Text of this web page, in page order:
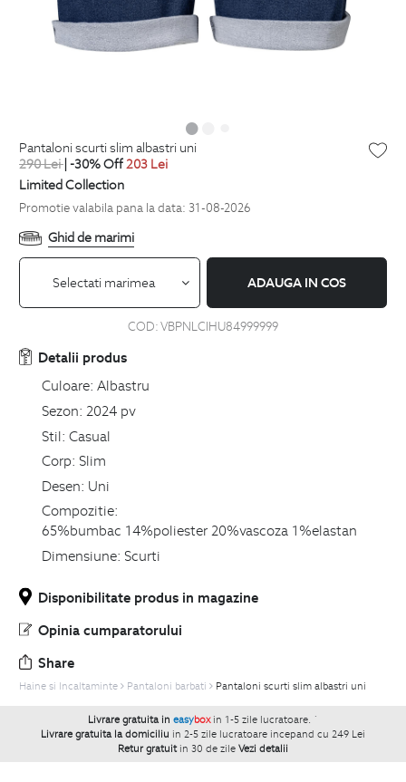
pantaloni scurti slim albastri uni
290Lei| -30% Off203 Lei
Limited Collection
Promotie valabila pana la data: 31-08-2026
Ghid de marimi
Selectati marimea ADAUGA IN COS
COD:VBPNLCIHU84999999
Detalii produs
Culoare: Albastru
Sezon: 2024 pv
Stil: Casual
Corp: Slim
Desen: Uni
Compozitie:
65%bumbac 14%poliester 20%vascoza 1%elastan
Dimensiune: Scurti
Disponibilitate produs in magazine
Opinia cumparatorului
Share
Haine si Incaltaminte Pantaloni barbati Pantaloni scurti slim albastri uni
Livrare gratuita in easybox in 1-5 zile lucratoare. `
Livrare gratuita la domiciliu in 2-5 zile lucratoare incepand cu 249 Lei
Retur gratuit in 30 de zile Vezi detalii